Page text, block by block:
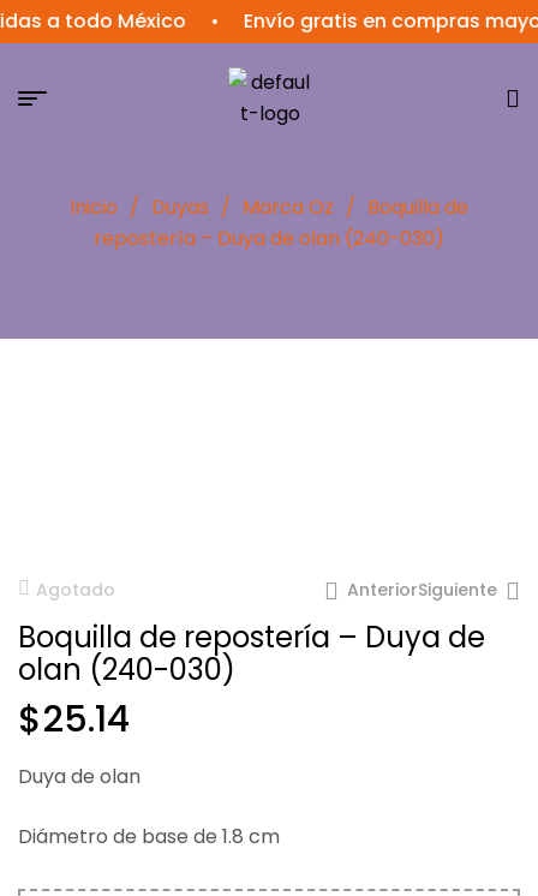
todo México • Envío gratis en compras mayores
Inicio / Duyas / Marca Oz / Boquilla de
repostería – Duya de olan (240-030)
Agotado AnteriorSiguiente
Boquilla de repostería – Duya de
olan (240-030)
$25.14
Duya de olan
Diámetro de base de 1.8 cm